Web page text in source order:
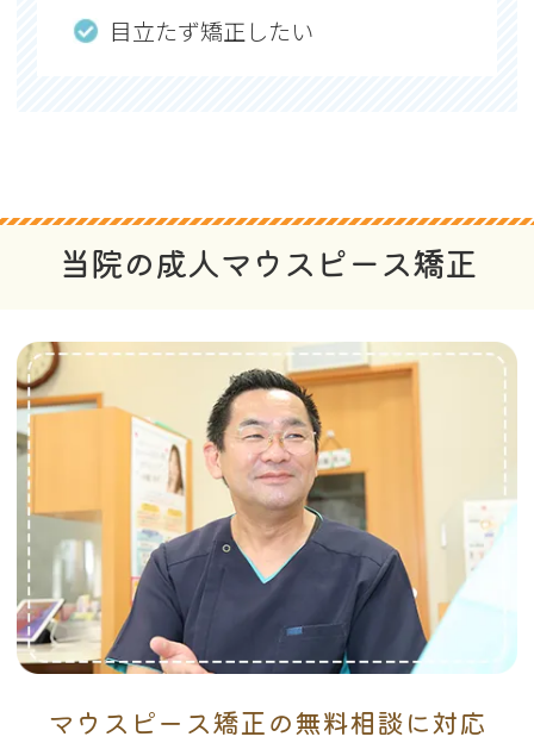
目立たず矯正したい
当院の成人マウスピース矯正
マウスピース矯正の無料相談に対応